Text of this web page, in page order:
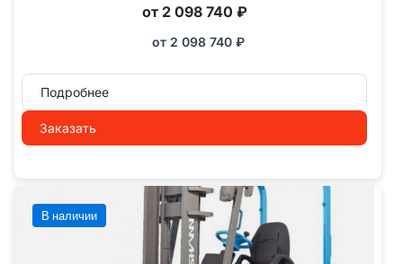
от 2 098 740 ₽
от 2 098 740 ₽
Подробнее
Заказать
В наличии